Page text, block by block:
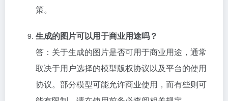
策。
生成的图片可以用于商业用途吗？
答：关于生成的图片是否可用于商业用途，通常
取决于用户选择的模型版权协议以及平台的使用
协议。部分模型可能允许商业使用，而有些则可